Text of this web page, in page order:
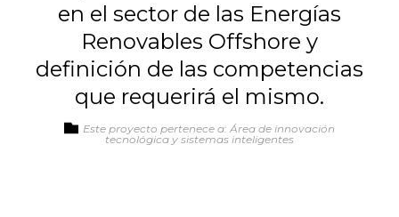
en el sector de las Energías
Renovables Offshore y
definición de las competencias
que requerirá el mismo.
Este proyecto pertenece a: Área de innovación
tecnológica y sistemas inteligentes